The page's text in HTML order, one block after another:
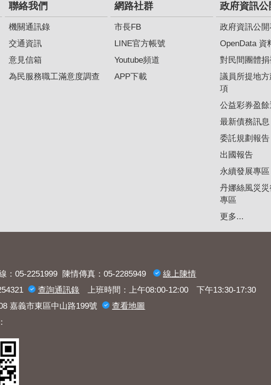
聯絡我們
機關通訊錄
交通資訊
意見信箱
為民服務職工滿意度調查
網路社群
市長FB
LINE官方帳號
Youtube頻道
APP下載
政府資訊公
政府資訊公開
OpenData 資
對民間團體捐
議員所提地
項
公益彩券盈
最新債務訊息
委託規劃報告
出國報告
永續發展專區
丹娜絲風災
專區
更多...
：05-2251999 陳情傳真：05-2285949
線上陳情
查詢​通訊錄 上班時間：上午08:00-12:00 下午13:30-17:30
嘉義市東區中山路199號
查看地圖